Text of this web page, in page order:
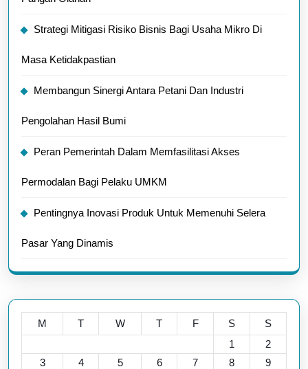
Strategi Mitigasi Risiko Bisnis Bagi Usaha Mikro Di
Masa Ketidakpastian
Membangun Sinergi Antara Petani Dan Industri
Pengolahan Hasil Bumi
Peran Pemerintah Dalam Memfasilitasi Akses
Permodalan Bagi Pelaku UMKM
Pentingnya Inovasi Produk Untuk Memenuhi Selera
Pasar Yang Dinamis
M T W T F S
S
1
2
3
4 5 6 7 8
9